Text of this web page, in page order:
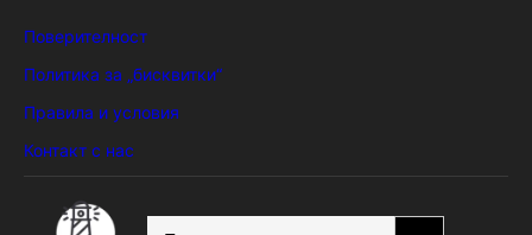
Поверителност
Политика за „бисквитки“
Правила и условия
Контакт с нас